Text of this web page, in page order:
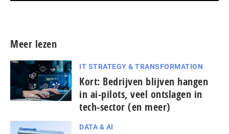
Meer lezen
IT STRATEGY & TRANSFORMATION
Kort: Bedrijven blijven hangen
in ai-pilots, veel ontslagen in
tech-sector (en meer)
DATA & AI